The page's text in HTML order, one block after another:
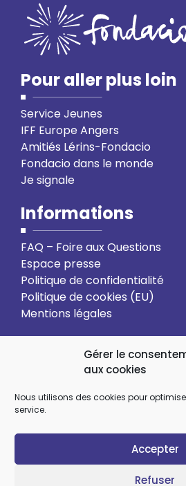
Gérer le
aux cookies
Nous utilisons des cookies pour
service.
Accepter
Refuser
Pour aller plus loin
Service Jeunes
IFF Europe Angers
Amitiés Lérins-Fondacio
Fondacio dans le monde
Je signale
Informations
FAQ – Foire aux Questions
Espace presse
Politique de confidentialité
Politique de cookies (EU)
Mentions légales
Action solidaire
Ecologie